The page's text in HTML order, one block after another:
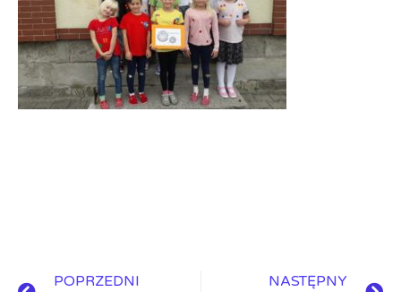
POPRZEDNI NASTĘPNY